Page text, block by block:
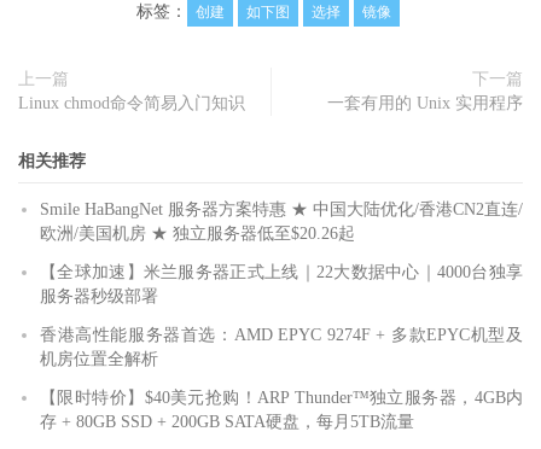
标签： 创建 如下图 选择 镜像
上一篇
Linux chmod命令简易入门知识
下一篇
一套有用的 Unix 实用程序
相关推荐
Smile HaBangNet 服务器方案特惠 ★ 中国大陆优化/香港CN2直连/
欧洲/美国机房 ★ 独立服务器低至$20.26起
【全球加速】米兰服务器正式上线｜22大数据中心｜4000台独享
服务器秒级部署
香港高性能服务器首选：AMD EPYC 9274F + 多款EPYC机型及
机房位置全解析
【限时特价】$40美元抢购！ARP Thunder™独立服务器，4GB内
存 + 80GB SSD + 200GB SATA硬盘，每月5TB流量